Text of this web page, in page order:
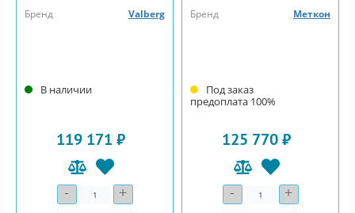
Бренд
Valberg
В наличии
119 171 ₽
- Количество+
Бренд
Меткон
Под заказ
предоплата 100%
125 770 ₽
- Количество+